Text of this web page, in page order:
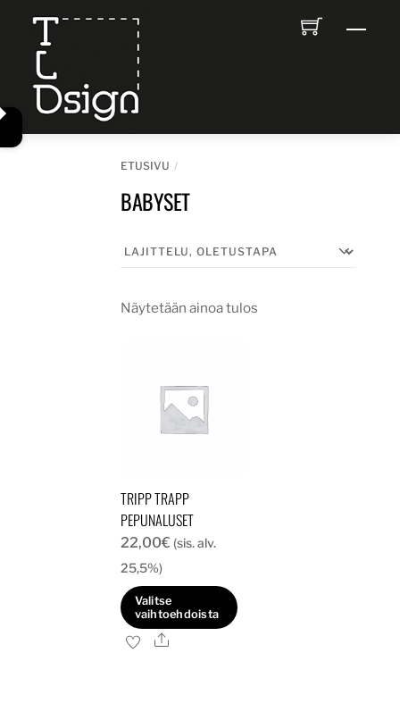
content
ETUSIVU
BABYSET
Näytetään ainoa tulos
TRIPP TRAPP
PEPUNALUSET
22,00€ (sis. alv.
25,5%)
Valitse
vaihtoehdoista
Tällä
Ale